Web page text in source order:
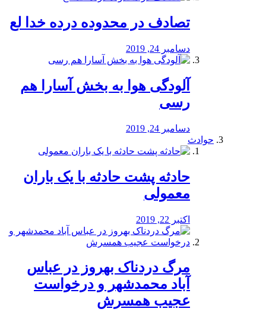
تصادف در محدوده درده خدا لع
دسامبر 24, 2019
آلودگی هوا به بخش آسارا هم
رسی
دسامبر 24, 2019
حوادث
️حادثه پشت حادثه با یک باران
معمولی
اکتبر 22, 2019
مرگ دردناک بهروز در عباس
آباد محمدشهر و درخواست
عجیب همسرش